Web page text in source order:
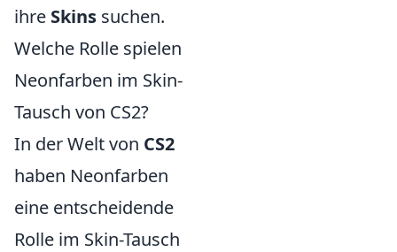
ihre Skins suchen.
Welche Rolle spielen
Neonfarben im Skin-
Tausch von CS2?
In der Welt von CS2
haben Neonfarben
eine entscheidende
Rolle im Skin-Tausch